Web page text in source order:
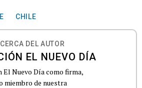
CHILE
DEL AUTOR
EL NUEVO DÍA
El Nuevo Día como firma,
miembro de nuestra